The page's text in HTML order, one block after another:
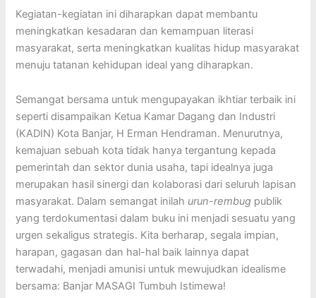
Kegiatan-kegiatan ini diharapkan dapat membantu
meningkatkan kesadaran dan kemampuan literasi
masyarakat, serta meningkatkan kualitas hidup masyarakat
menuju tatanan kehidupan ideal yang diharapkan.
Semangat bersama untuk mengupayakan ikhtiar terbaik ini
seperti disampaikan Ketua Kamar Dagang dan Industri
(KADIN) Kota Banjar, H Erman Hendraman. Menurutnya,
kemajuan sebuah kota tidak hanya tergantung kepada
pemerintah dan sektor dunia usaha, tapi idealnya juga
merupakan hasil sinergi dan kolaborasi dari seluruh lapisan
masyarakat. Dalam semangat inilah urun-rembug publik
yang terdokumentasi dalam buku ini menjadi sesuatu yang
urgen sekaligus strategis. Kita berharap, segala impian,
harapan, gagasan dan hal-hal baik lainnya dapat
terwadahi, menjadi amunisi untuk mewujudkan idealisme
bersama: Banjar MASAGI Tumbuh Istimewa!